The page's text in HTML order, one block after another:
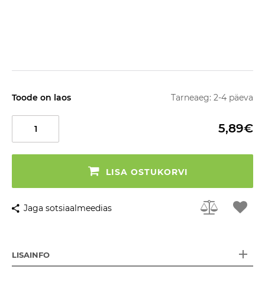
Toode on laos Tarneaeg: 2-4 päeva
5,89€
LISA OSTUKORVI
Jaga sotsiaalmeedias
LISAINFO